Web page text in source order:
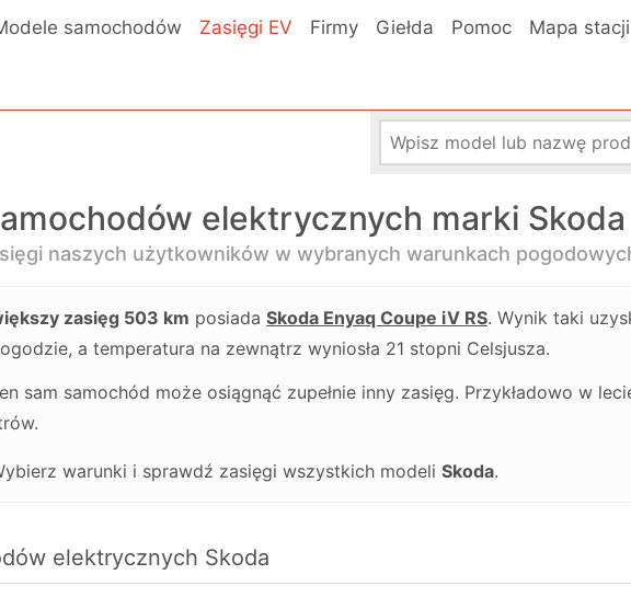
samochodów Zasięgi EV Firmy Giełda Pomoc Mapa
elektrycznych marki Skoda
naszych użytkowników w wybranych warunkach
zasięg 503 km posiada Skoda Enyaq Coupe iV RS. Wynik taki
a temperatura na zewnątrz wyniosła 21 stopni Celsjusza.
sam samochód może osiągnąć zupełnie inny zasięg. Przykładowo w
warunki i sprawdź zasięgi wszystkich modeli Skoda.
elektrycznych Skoda